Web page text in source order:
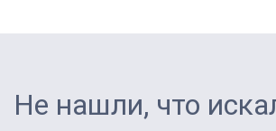
Не нашли, что